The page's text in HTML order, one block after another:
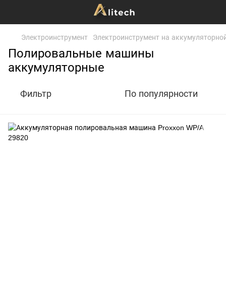
Электроинструмент Электроинструмент на
Полировальные машины
аккумуляторные
Фильтр По популярности